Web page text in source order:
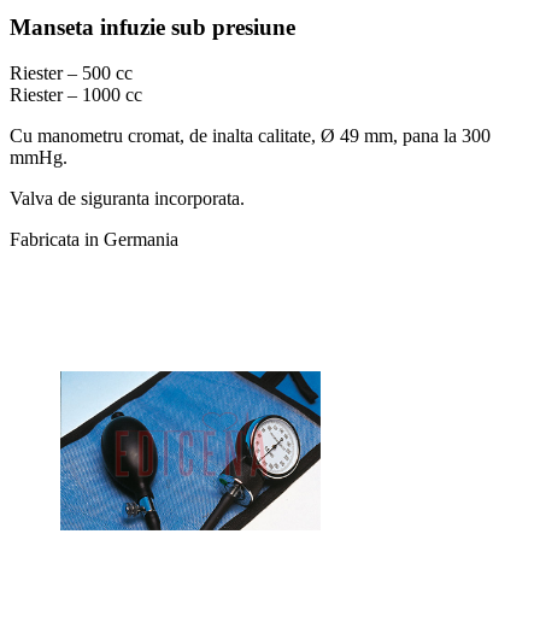
Manseta infuzie sub presiune
Riester – 500 cc
Riester – 1000 cc
Cu manometru cromat, de inalta calitate, Ø 49 mm, pana la 300
mmHg.
Valva de siguranta incorporata.
Fabricata in Germania